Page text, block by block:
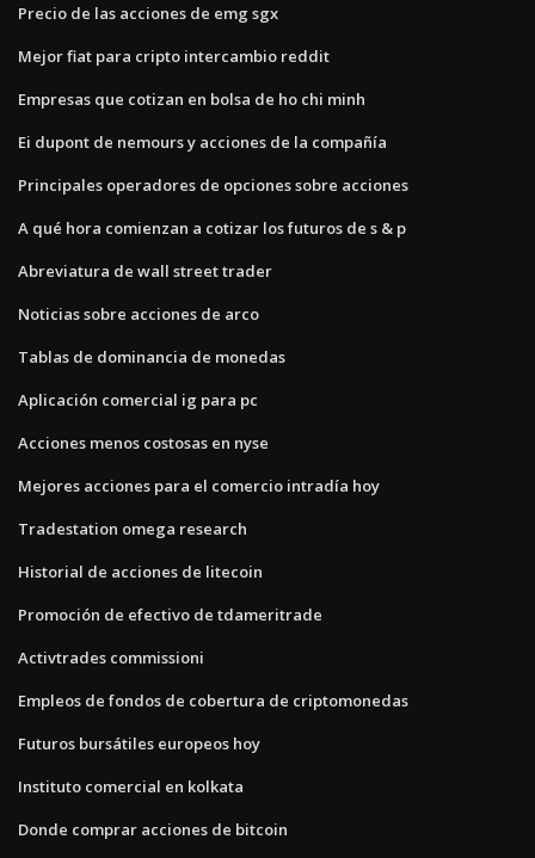
Precio de las acciones de emg sgx
Mejor fiat para cripto intercambio reddit
Empresas que cotizan en bolsa de ho chi minh
Ei dupont de nemours y acciones de la compañía
Principales operadores de opciones sobre acciones
A qué hora comienzan a cotizar los futuros de s & p
Abreviatura de wall street trader
Noticias sobre acciones de arco
Tablas de dominancia de monedas
Aplicación comercial ig para pc
Acciones menos costosas en nyse
Mejores acciones para el comercio intradía hoy
Tradestation omega research
Historial de acciones de litecoin
Promoción de efectivo de tdameritrade
Activtrades commissioni
Empleos de fondos de cobertura de criptomonedas
Futuros bursátiles europeos hoy
Instituto comercial en kolkata
Donde comprar acciones de bitcoin